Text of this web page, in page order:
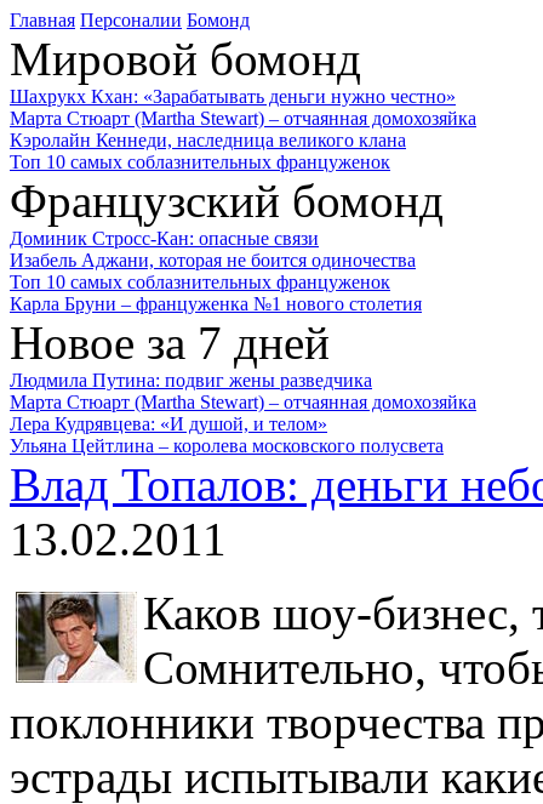
Главная Персоналии Бомонд
Мировой бомонд
Шахрукх Кхан: «Зарабатывать деньги нужно честно»
Марта Стюарт (Martha Stewart) – отчаянная домохозяйка
Кэролайн Кеннеди, наследница великого клана
Топ 10 самых соблазнительных француженок
Французский бомонд
Доминик Стросс-Кан: опасные связи
Изабель Аджани, которая не боится одиночества
Топ 10 самых соблазнительных француженок
Карла Бруни – француженка №1 нового столетия
Новое за 7 дней
Людмила Путина: подвиг жены разведчика
Марта Стюарт (Martha Stewart) – отчаянная домохозяйка
Лера Кудрявцева: «И душой, и телом»
Ульяна Цейтлина – королева московского полусвета
Влад Топалов: деньги
13.02.2011
Каков шоу-бизнес,
Сомнительно,
поклонники творчества
эстрады испытывали